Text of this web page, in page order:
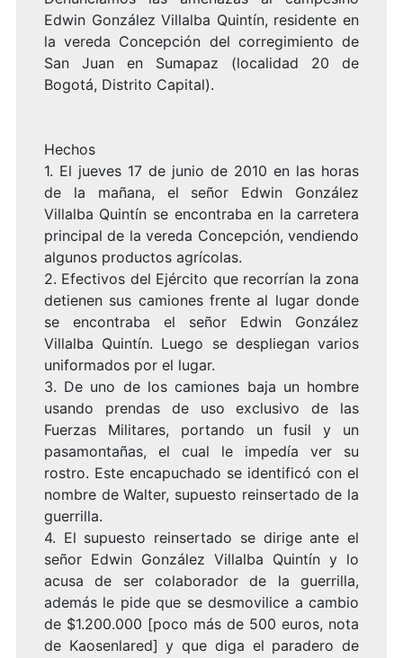
Edwin González Villalba Quintín, residente en
la vereda Concepción del corregimiento de
San Juan en Sumapaz (localidad 20 de
Bogotá, Distrito Capital).
Hechos
1. El jueves 17 de junio de 2010 en las horas
de la mañana, el señor Edwin González
Villalba Quintín se encontraba en la carretera
principal de la vereda Concepción, vendiendo
algunos productos agrícolas.
2. Efectivos del Ejército que recorrían la zona
detienen sus camiones frente al lugar donde
se encontraba el señor Edwin González
Villalba Quintín. Luego se despliegan varios
uniformados por el lugar.
3. De uno de los camiones baja un hombre
usando prendas de uso exclusivo de las
Fuerzas Militares, portando un fusil y un
pasamontañas, el cual le impedía ver su
rostro. Este encapuchado se identificó con el
nombre de Walter, supuesto reinsertado de la
guerrilla.
4. El supuesto reinsertado se dirige ante el
señor Edwin González Villalba Quintín y lo
acusa de ser colaborador de la guerrilla,
además le pide que se desmovilice a cambio
de $1.200.000 [poco más de 500 euros, nota
de Kaosenlared] y que diga el paradero de